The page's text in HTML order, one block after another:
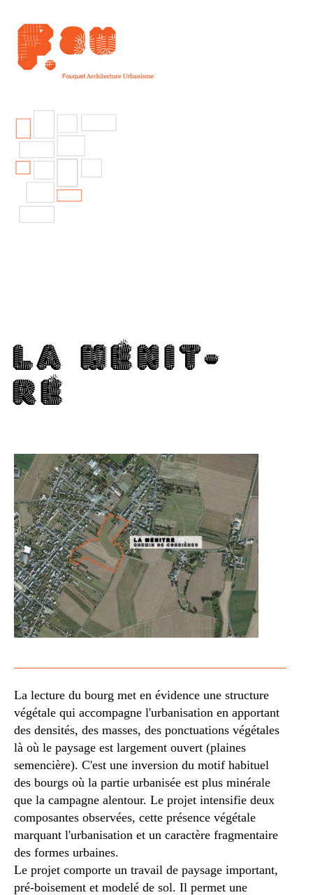
LA MÉ­N­I­T­
RÉ
La lecture du bourg met en évidence une structure
végétale qui accompagne l'urbanisation en apportant
des densités, des masses, des ponctuations végétales
là où le paysage est largement ouvert (plaines
semencière). C'est une inversion du motif habituel
des bourgs où la partie urbanisée est plus minérale
que la campagne alentour. Le projet intensifie deux
composantes observées, cette présence végétale
marquant l'urbanisation et un caractère fragmentaire
des formes urbaines.
Le projet comporte un travail de paysage important,
pré-boisement et modelé de sol. Il permet une